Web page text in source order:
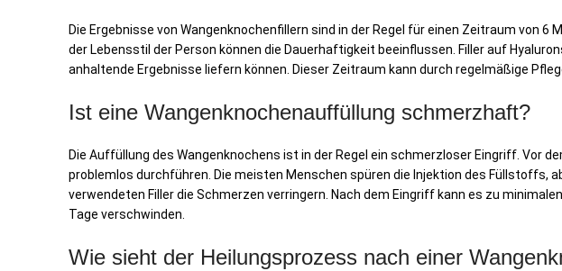
Die Ergebnisse von Wangenknochenfillern sind in der Regel für einen Zeitraum von
der Lebensstil der Person können die Dauerhaftigkeit beeinflussen. Filler auf
anhaltende Ergebnisse liefern können. Dieser Zeitraum kann durch regelmäßige
Ist eine Wangenknochenauffüllung schmerzhaft?
Die Auffüllung des Wangenknochens ist in der Regel ein schmerzloser Eingriff. Vor
problemlos durchführen. Die meisten Menschen spüren die Injektion des Füllstoffs,
verwendeten Filler die Schmerzen verringern. Nach dem Eingriff kann es zu
Tage verschwinden.
Wie sieht der Heilungsprozess nach einer